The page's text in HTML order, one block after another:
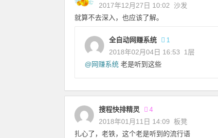
2017年12月27日 10:02
沙发
就算不去深入，也应该了解。
全自动网赚系统 1
2018年02月04日 16:53
1层
@网赚系统 老是听到这些
搜程快排精灵 4
2018年01月11日 14:09 板凳
扎心了，老铁，这个老是听到的流行语